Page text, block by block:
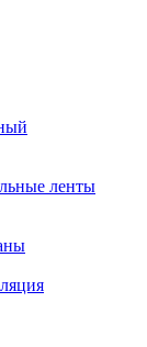
ленты